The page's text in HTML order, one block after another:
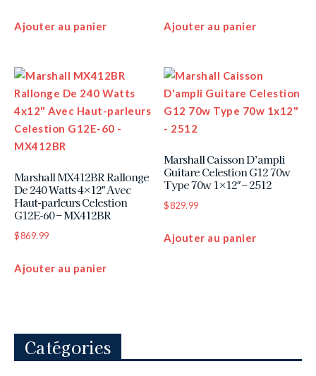
Ajouter au panier Ajouter au panier
Marshall MX412BR Rallonge
De 240 Watts 4×12″ Avec
Haut-parleurs Celestion
G12E-60 – MX412BR
$869.99
Ajouter au panier
Marshall Caisson D’ampli
Guitare Celestion G12 70w
Type 70w 1×12″ – 2512
$829.99
Ajouter au panier
Catégories